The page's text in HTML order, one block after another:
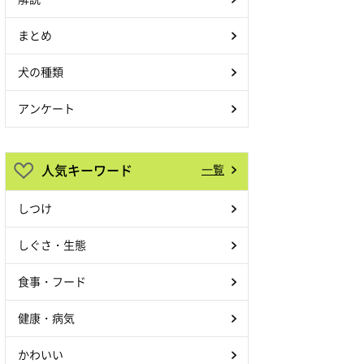
まとめ
犬の種類
アンケート
人気キーワード 一覧
しつけ
しぐさ・生態
食事・フード
健康・病気
かわいい